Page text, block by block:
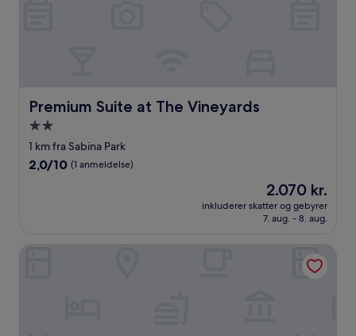
Premium Suite at The Vineyards
Premium Suite at The Vineyards
2.0-
stjernet
overnatningssted
1 km fra Sabina Park
2.0
2,0/10 (1 anmeldelse)
Prisen
er
2.070 kr.
2.070 kr.
inkluderer skatter og gebyrer
7. aug. - 8. aug.